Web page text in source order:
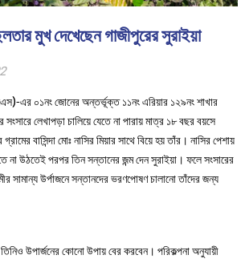
মুখ দেখেছেন গাজীপুরের সুরাইয়া
এর ০১নং জোনের অন্তর্ভূক্ত ১১নং এরিয়ার ১২৯নং শাখার
লেখাপড়া চালিয়ে যেতে না পারায় মাত্র ১৮ বছর বয়সে
বাসিন্দা মোঃ নাসির মিয়ার সাথে বিয়ে হয় তাঁর। নাসির পেশায়
উঠতেই পরপর তিন সন্তানের জন্ম দেন সুরাইয়া। ফলে সংসারের
সামান্য উর্পাজনে সন্তানদের ভরণপোষণ চালানো তাঁদের জন্য
উপার্জনের কোনো উপায় বের করবেন। পরিকল্পনা অনুযায়ী